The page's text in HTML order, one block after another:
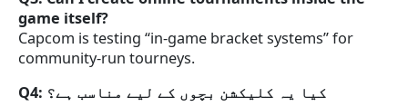
game itself?
Capcom is testing “in-game bracket systems” for
community-run tourneys.
Q4: کیا یہ کلیکشن بچوں کے لیے مناسب ہے؟